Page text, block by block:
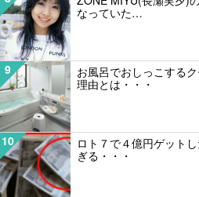
なっていた…
9
お風呂でおしっこする
理由とは・・・
10
ロト７で４億円ゲット
ぎる・・・